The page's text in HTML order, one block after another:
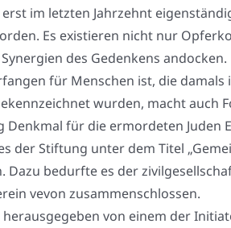
erst im letz­ten Jahr­zehnt
Es exis­tie­ren nicht nur
des Geden­kens ando­cken.
für Men­schen ist, die damals
wur­den, macht auch
Denk­mal für die ermor­de­ten Juden
der Stif­tung unter dem Titel
Dazu bedurf­te es der
vevon zusam­men­schlos­sen.
von einem der